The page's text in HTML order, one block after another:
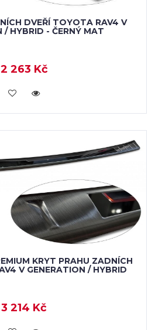
DVEŘÍ TOYOTA RAV4 V
/ HYBRID - ČERNÝ MAT
2 263 Kč
KOUPIT
KRYT PRAHU ZADNÍCH
V GENERATION / HYBRID
3 214 Kč